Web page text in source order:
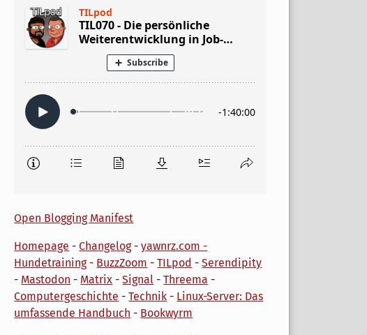
Open Blogging Manifest
Homepage -Changelog-yawnrz.com -
Hundetraining- BuzzZoom -TILpod -Serendipity
- Mastodon - Matrix -Signal -Threema -
Computergeschichte -Technik - Linux-Server: Das
umfassende Handbuch - Bookwyrm